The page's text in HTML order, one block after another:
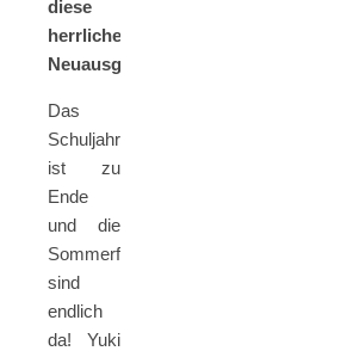
diese
herrliche
Neuausgabe!
Das
Schuljahr
ist zu
Ende
und die
Sommerferien
sind
endlich
da! Yuki